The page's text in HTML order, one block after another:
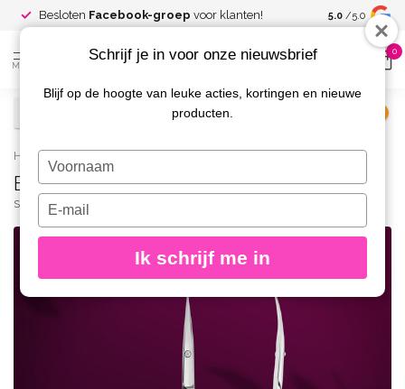
Besloten Facebook-groep voor klanten! Spaar voor
kortingen
5.0 /5.0
MENU
0
Home / Exclusive Cuticle Scissors Zebra 20|1
Exclusive Cuticle Scissors Zebra 20|1
STALEKS PRO
Schrijf je in voor onze nieuwsbrief
Blijf op de hoogte van leuke acties, kortingen en nieuwe
producten.
Typ
je
naam
Typ
je
e-
in
Ik schrijf me in